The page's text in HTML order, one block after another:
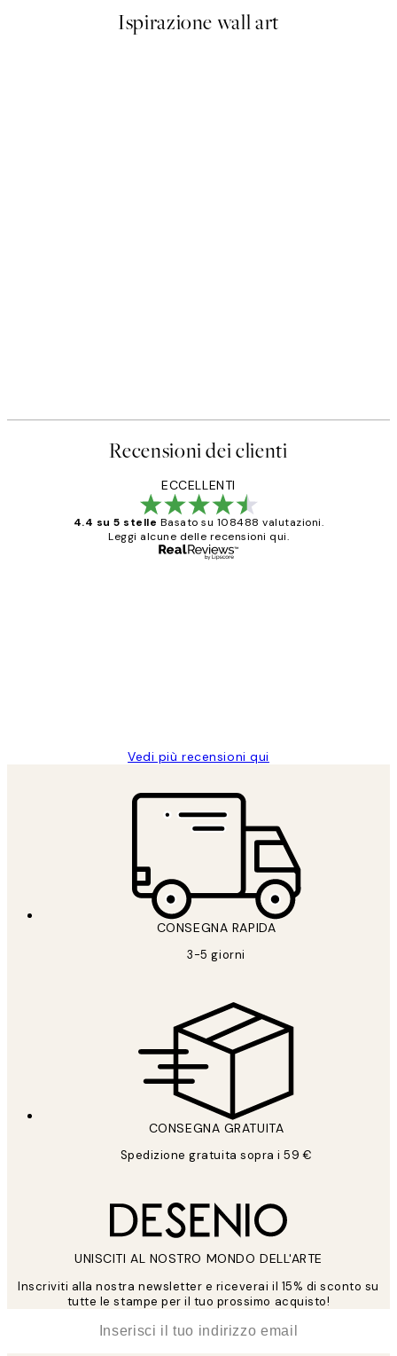
Ispirazione wall art
Recensioni dei clienti
ECCELLENTI
4.4 su 5 stelle Basato su 108488 valutazioni.
Leggi alcune delle recensioni qui.
Vedi più recensioni qui
CONSEGNA RAPIDA
3-5 giorni
CONSEGNA GRATUITA
Spedizione gratuita sopra i 59 €
UNISCITI AL NOSTRO MONDO DELL'ARTE
Inscriviti alla nostra newsletter e riceverai il 15% di sconto su
tutte le stampe per il tuo prossimo acquisto!